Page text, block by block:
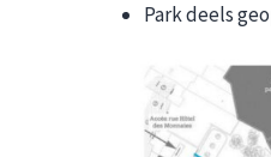
Park deels